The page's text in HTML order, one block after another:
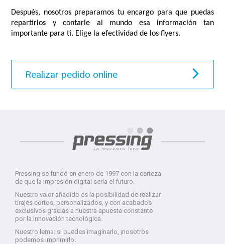
Después, nosotros preparamos tu encargo para que puedas
repartirlos y contarle al mundo esa información tan
importante para ti. Elige la efectividad de los flyers.
Realizar pedido online
Pressing se fundó en enero de 1997 con la certeza
de que la impresión digital sería el futuro.
Nuestro valor añadido es la posibilidad de realizar
tirajes cortos, personalizados, y con acabados
exclusivos gracias a nuestra apuesta constante
por la innovación tecnológica.
Nuestro lema: si puedes imaginarlo, ¡nosotros
podemos imprimirlo!